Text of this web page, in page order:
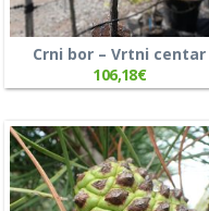
Crni bor – Vrtni centar
106,18€